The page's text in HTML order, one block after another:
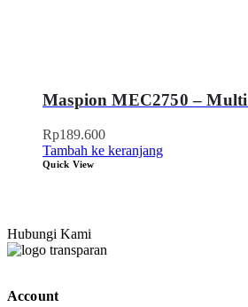
Maspion MEC2750 –
Rp189.600
Tambah ke keranjang
Quick View
Hubungi Kami
Account